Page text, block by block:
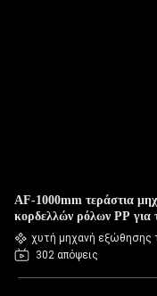
AF-1000mm τεράστια
κορδελλών ρόλων PP
χυτή μηχανή εξώθησης
302 απόψεις